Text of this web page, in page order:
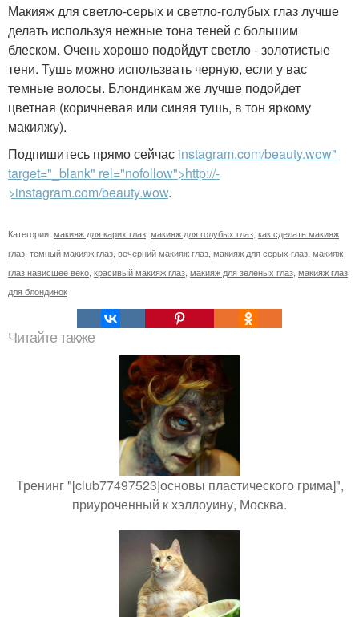
Макияж для светло-серых и светло-голубых глаз лучше
делать используя нежные тона теней с большим
блеском. Очень хорошо подойдут светло - золотистые
тени. Тушь можно использвать черную, если у вас
темные волосы. Блондинкам же лучше подойдет
цветная (коричневая или синяя тушь, в тон яркому
макияжу).
Подпишитесь прямо сейчас instagram.com/beauty.wow"
target="_blank" rel="nofollow">http://-
>instagram.com/beauty.wow.
Категории: макияж для карих глаз макияж для голубых глаз как сделать макияж
глаз темный макияж глаз вечерний макияж глаз макияж для серых глаз макияж
глаз нависшее веко красивый макияж глаз макияж для зеленых глаз макияж глаз
для блондинок
Читайте также
Тренинг "[club77497523|основы пластического грима]",
приуроченный к хэллоуину, Москва.